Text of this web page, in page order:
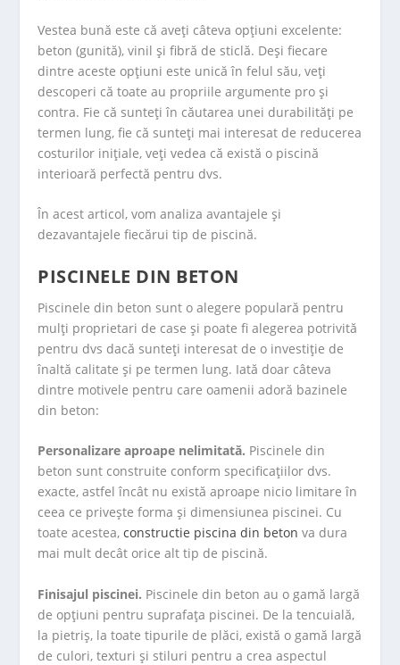
Vestea bună este că aveţi câteva opţiuni excelente:
beton (gunită), vinil și fibră de sticlă. Deși fiecare
dintre aceste opțiuni este unică în felul său, veţi
descoperi că toate au propriile argumente pro și
contra. Fie că sunteţi în căutarea unei durabilități pe
termen lung, fie că sunteţi mai interesat de reducerea
costurilor inițiale, veţi vedea că există o piscină
interioară perfectă pentru dvs.
În acest articol, vom analiza avantajele și
dezavantajele fiecărui tip de piscină.
PISCINELE DIN BETON
Piscinele din beton sunt o alegere populară pentru
mulți proprietari de case și poate fi alegerea potrivită
pentru dvs dacă sunteţi interesat de o investiție de
înaltă calitate și pe termen lung. Iată doar câteva
dintre motivele pentru care oamenii adoră bazinele
din beton:
Personalizare aproape nelimitată. Piscinele din
beton sunt construite conform specificațiilor dvs.
exacte, astfel încât nu există aproape nicio limitare în
ceea ce privește forma și dimensiunea piscinei. Cu
toate acestea,constructie piscina din beton va dura
mai mult decât orice alt tip de piscină.
Finisajul piscinei. Piscinele din beton au o gamă largă
de opțiuni pentru suprafața piscinei. De la tencuială,
la pietriș, la toate tipurile de plăci, există o gamă largă
de culori, texturi și stiluri pentru a crea aspectul